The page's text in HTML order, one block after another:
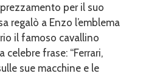
per il suo
regalò a Enzo l’emblema
il famoso cavallino
frase: “Ferrari,
sue macchine e le